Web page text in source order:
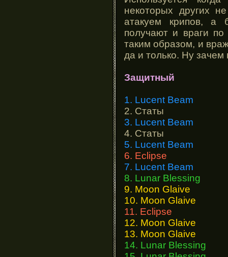
некоторых других
атакуем крипов, а
получают и враги
таким образом, и
да и только. Ну
Защитный
1. Lucent Beam
2. Статы
3. Lucent Beam
4. Статы
5. Lucent Beam
6. Eclipse
7. Lucent Beam
8. Lunar Blessing
9. Moon Glaive
10. Moon Glaive
11. Eclipse
12. Moon Glaive
13. Moon Glaive
14. Lunar Blessing